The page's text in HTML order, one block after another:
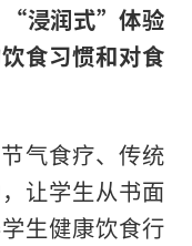
“浸润式”体验
食习惯和对食
气食疗、传统
让学生从书面
生健康饮食行